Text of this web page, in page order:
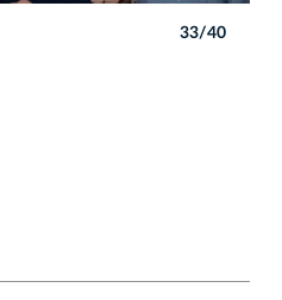
33/40